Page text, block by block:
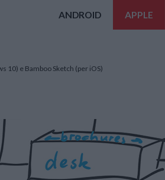
ANDROID APPLE
10) e Bamboo Sketch (per iOS)